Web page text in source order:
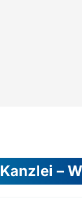
Kanzlei –